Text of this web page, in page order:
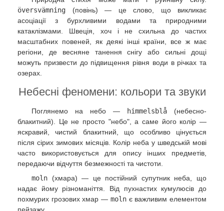
översvämning (повінь) — це слово, що викликає
асоціації з бурхливими водами та природними
катаклізмами. Швеція, хоч і не схильна до частих
масштабних повеней, як деякі інші країни, все ж має
регіони, де весняне танення снігу або сильні дощі
можуть призвести до підвищення рівня води в річках та
озерах.
Небесні феномени: кольори та звуки
Поглянемо на небо — himmelsblå (небесно-
блакитний). Це не просто "небо", а саме його колір —
яскравий, чистий блакитний, що особливо цінується
після сірих зимових місяців. Колір неба у шведській мові
часто використовується для опису інших предметів,
передаючи відчуття безмежності та чистоти.
moln (хмара) — це постійний супутник неба, що
надає йому різноманіття. Від пухнастих кумулюсів до
похмурих грозових хмар — molnє важливим елементом